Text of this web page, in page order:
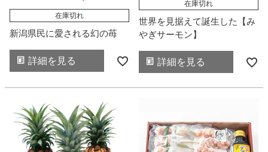
在庫切れ
新潟県民に愛される幻の苺
詳細を見る
在庫切れ
世界を見据えて誕生した【み
やぎサーモン】
詳細を見る